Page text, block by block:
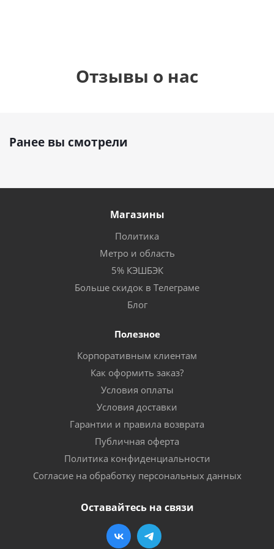
Отзывы о нас
Ранее вы смотрели
Магазины
Политика
Метро и область
5% КЭШБЭК
Больше скидок в Телеграме
Блог
Полезное
Корпоративным клиентам
Как оформить заказ?
Условия оплаты
Условия доставки
Гарантии и правила возврата
Публичная оферта
Политика конфиденциальности
Согласие на обработку персональных данных
Оставайтесь на связи